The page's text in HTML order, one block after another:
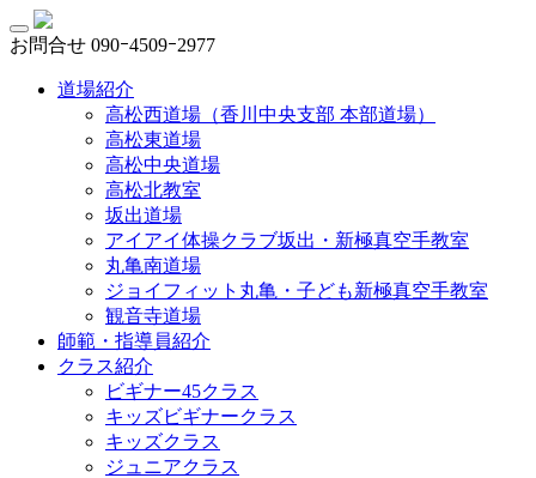
お問合せ 090ｰ4509ｰ2977
道場紹介
高松西道場（香川中央支部 本部道場）
高松東道場
高松中央道場
高松北教室
坂出道場
アイアイ体操クラブ坂出・新極真空手教室
丸亀南道場
ジョイフィット丸亀・子ども新極真空手教室
観音寺道場
師範・指導員紹介
クラス紹介
ビギナー45クラス
キッズビギナークラス
キッズクラス
ジュニアクラス